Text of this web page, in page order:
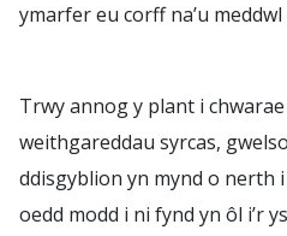
ymarfer eu corff na’u
Trwy annog y plant i
weithgareddau syrcas,
ddisgyblion yn mynd o nerth
oedd modd i ni fynd yn ôl i’r